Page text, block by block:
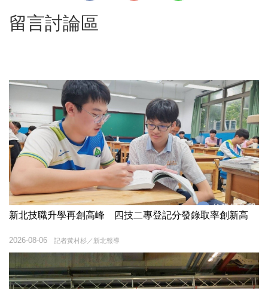
留言討論區
新北技職升學再創高峰 四技二專登記分發錄取率創新高
記者黃村杉／新北報導
2026-08-06